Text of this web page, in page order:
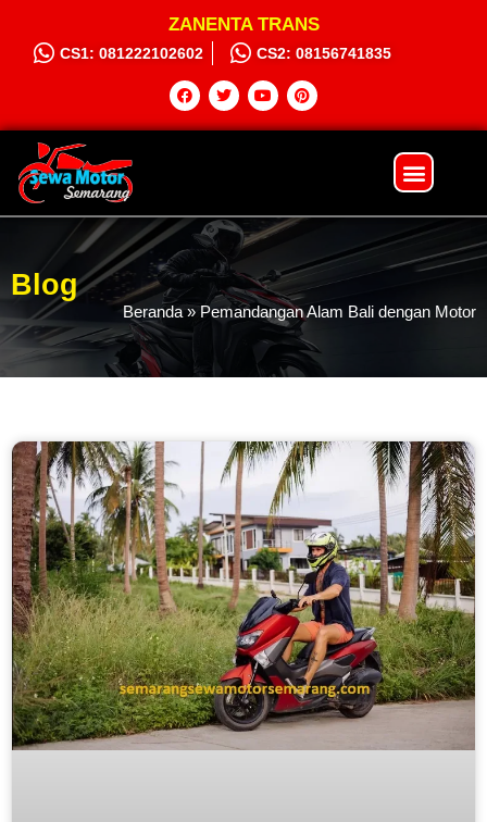
ZANENTA TRANS
CS1: 081222102602 CS2: 08156741835
Blog
Beranda»Pemandangan Alam Bali dengan Motor